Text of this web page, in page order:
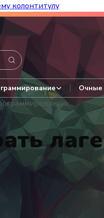
колонтитулу
гайды,
Очные